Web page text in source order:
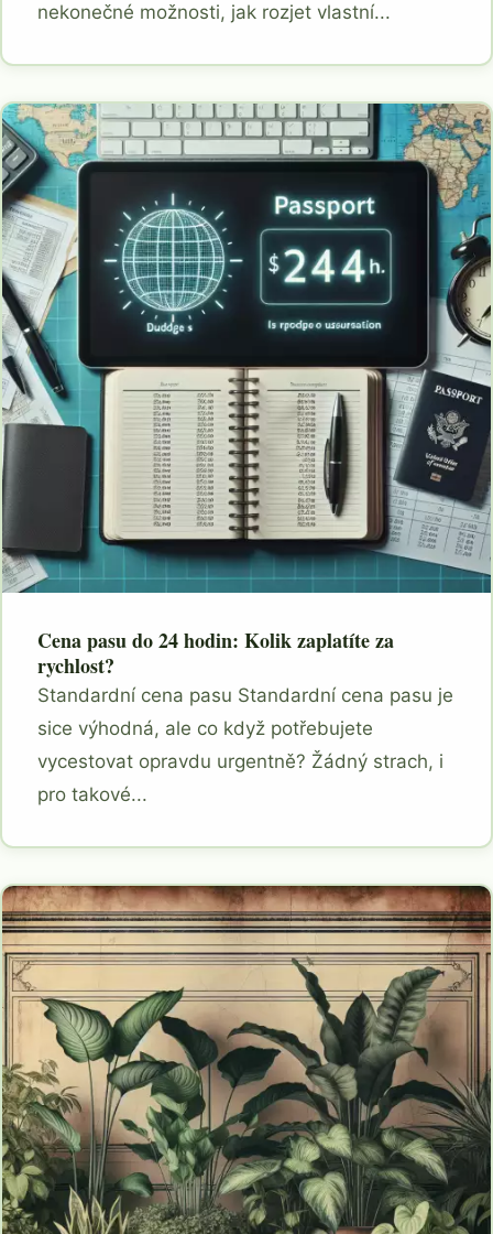
nekonečné možnosti, jak rozjet vlastní...
Cena pasu do 24 hodin: Kolik zaplatíte za
rychlost?
Standardní cena pasu Standardní cena pasu je
sice výhodná, ale co když potřebujete
vycestovat opravdu urgentně? Žádný strach, i
pro takové...